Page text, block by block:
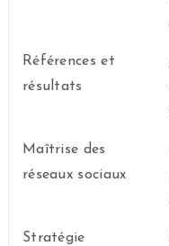
Références et
résultats
Maîtrise des
réseaux sociaux
Stratégie